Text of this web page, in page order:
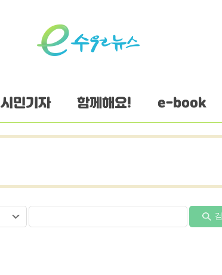
시민기자 함께해요! e-book